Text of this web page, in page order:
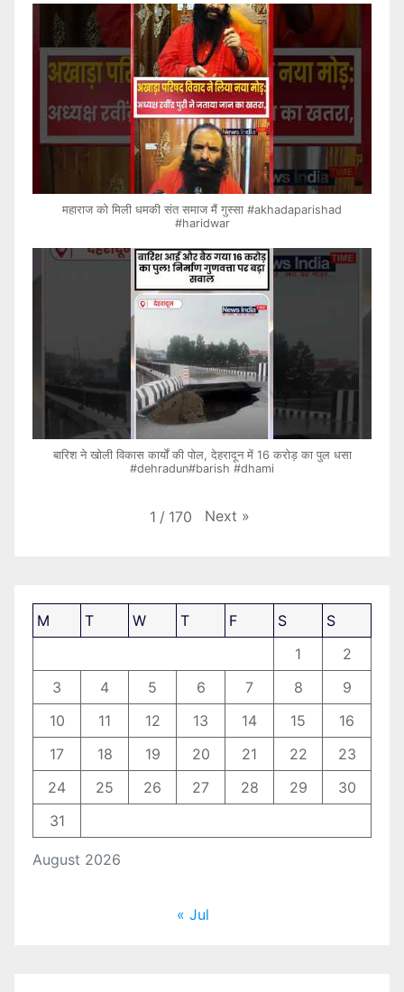
महाराज को मिली धमकी संत समाज मैं गुस्सा #akhadaparishad
#haridwar
बारिश ने खोली विकास कार्यों की पोल, देहरादून में 16 करोड़ का पुल धसा
#dehradun#barish #dhami
1 / 170 Next »
August 2026
M T W T F S
S
1
2
3
4 5 6 7 8
9
10
11 12 13 14 15
16
17
18 19 20 21 22
23
24
25 26 27 28 29
30
31
« Jul